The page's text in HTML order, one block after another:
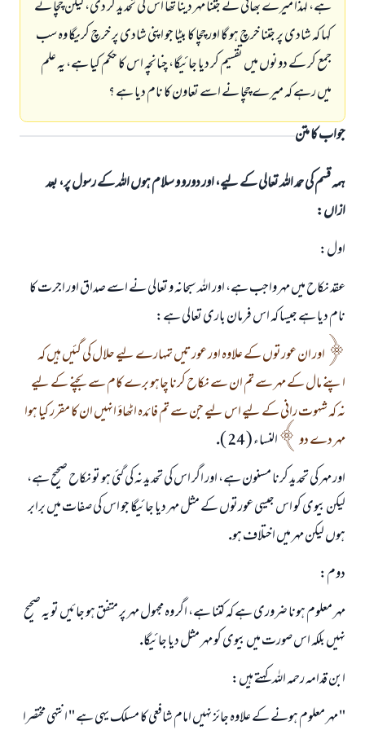
ہے، لہذا ميرے بھائى نے جتنا مہر دينا تھا اس كى تحديد كر دى، ليكن چچا نے
كہا كہ شادى پر جتنا خرچ ہو گا اور چچا كا بيٹا جو اپنى شادى پر خرچ كريگا وہ سب
جمع كر كے دونوں ميں تقسيم كر ديا جائيگا، چنانچہ اس كا حكم كيا ہے، يہ علم
ميں رہے كہ ميرے چچا نے اسے تعاون كا نام ديا ہے ؟
جواب کا متن
ہمہ قسم کی حمد اللہ تعالی کے لیے، اور دورو و سلام ہوں اللہ کے رسول پر، بعد
ازاں:
اول:
عقد نكاح ميں مہر واجب ہے، اور اللہ سبحانہ و تعالى نے اسے صداق اور اجرت كا
نام ديا ہے جيسا كہ اس فرمان بارى تعالى ہے:
اور ان عورتوں كے علاوہ اور عورتيں تمہارے ليے حلال كى گئيں ہيں كہ
اپنے مال كے مہر سے تم ان سے نكاح كرنا چاہو برے كام سے بچنے كے ليے
نہ كہ شہوت رانى كے ليے اس ليے جن سے تم فائدہ اٹھاؤ انہيں ان كا مقرر كيا ہوا
مہر دے دو
النساء ( 24 ).
اور مہر كى تحديد كرنا مسنون ہے، اور اگر اس كى تحديد نہ كى گئى ہو تو نكاح صحيح ہے،
ليكن بيوى كو اس جيسى عورتوں كے مثل مہر ديا جائيگا جو اس كى صفات ميں برابر
ہوں ليكن مہر ميں اختلاف ہو.
دوم:
مہر معلوم ہونا ضرورى ہے كہ كتنا ہے، اگر وہ مجہول مہر پر متفق ہو جائيں تو يہ صحيح
نہيں بلكہ اس صورت ميں بيوى كو مہر مثل ديا جائيگا.
ابن قدامہ رحمہ اللہ كہتے ہيں:
" مہر معلوم ہونے كے علاوہ جائز نہيں امام شافعى كا مسلك يہى ہے " انتہى مختصرا